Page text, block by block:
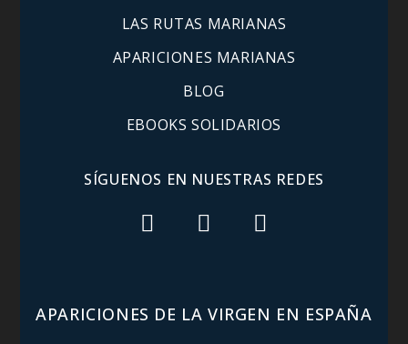
LAS RUTAS MARIANAS
APARICIONES MARIANAS
BLOG
EBOOKS SOLIDARIOS
SÍGUENOS EN NUESTRAS REDES
APARICIONES DE LA VIRGEN EN ESPAÑA